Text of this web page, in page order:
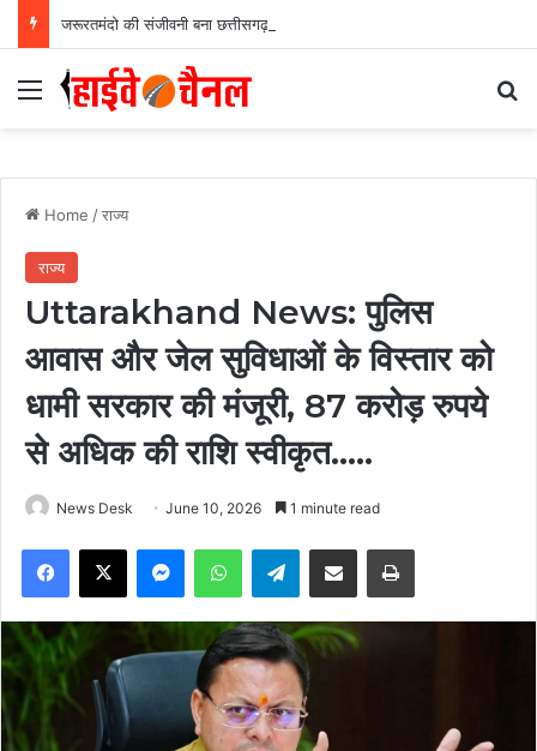
जरूरतमंदो की संजीवनी बना छत्तीसगढ़ का समाज कल्याण मॉडल….
Menu
Home /राज्य
राज्य
Uttarakhand News: पुलिस
आवास और जेल सुविधाओं के विस्तार को
धामी सरकार की मंजूरी, 87 करोड़ रुपये
से अधिक की राशि स्वीकृत…..
News Desk June 10, 2026 1 minute read
Facebook
X MessengerWhatsAppTelegramShare via Email Print